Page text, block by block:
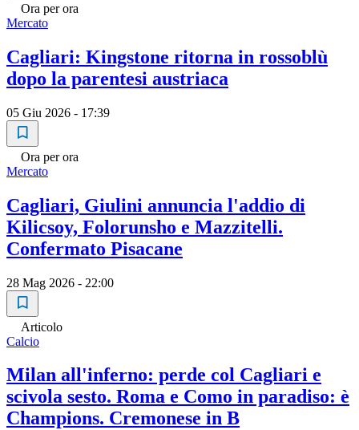
Ora per ora
Mercato
Cagliari: Kingstone ritorna in rossoblù
dopo la parentesi austriaca
05 Giu 2026 - 17:39
Ora per ora
Mercato
Cagliari, Giulini annuncia l'addio di
Kilicsoy, Folorunsho e Mazzitelli.
Confermato Pisacane
28 Mag 2026 - 22:00
Articolo
Calcio
Milan all'inferno: perde col Cagliari e
scivola sesto. Roma e Como in paradiso: è
Champions. Cremonese in B